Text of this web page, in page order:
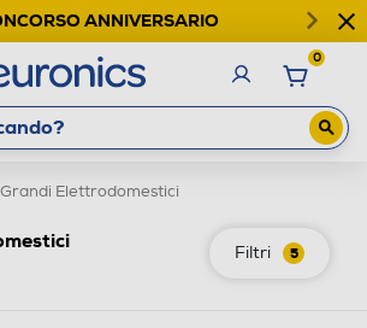
ANNIVERSARIO
0
Grandi Elettrodomestici
Filtri 5